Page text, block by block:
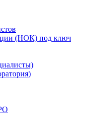
(НОК) под ключ